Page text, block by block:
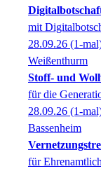
mit
28.09.26 (1-
Weißenthurm
Stoff- und
für die
28.09.26 (1-
Bassenheim
für